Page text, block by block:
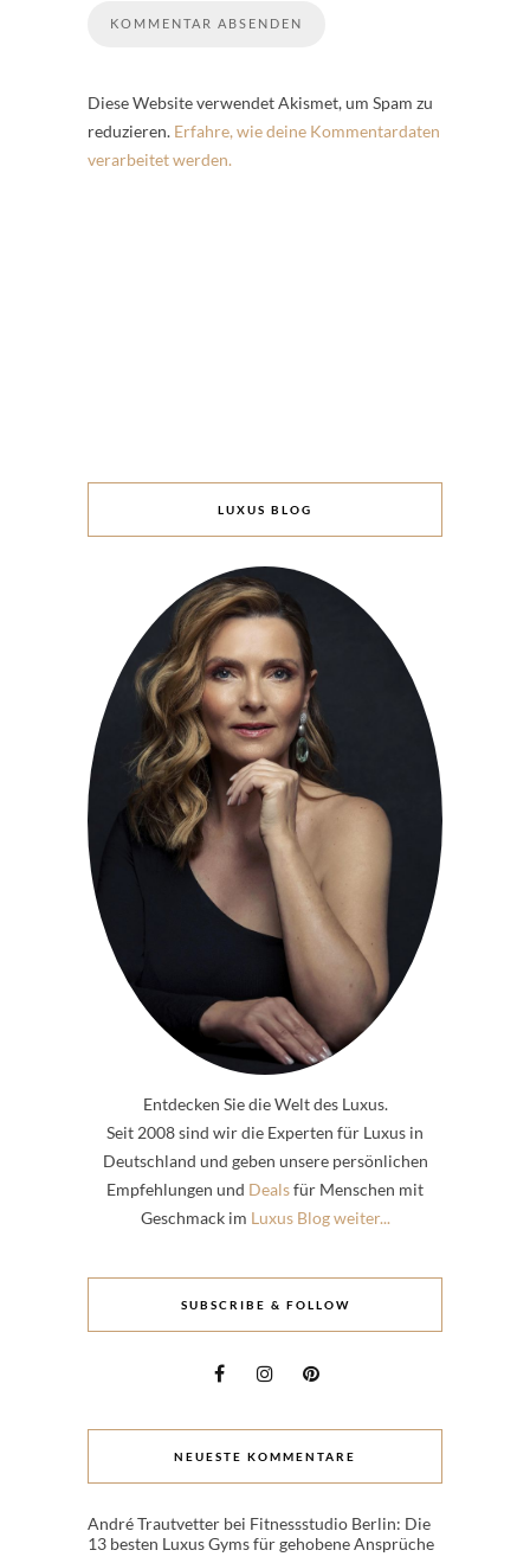
Diese Website verwendet Akismet, um Spam zu
reduzieren. Erfahre, wie deine Kommentardaten
verarbeitet werden.
LUXUS BLOG
Entdecken Sie die Welt des Luxus.
Seit 2008 sind wir die Experten für Luxus in
Deutschland und geben unsere persönlichen
Empfehlungen und Dealsfür Menschen mit
Geschmack im Luxus Blog weiter...
SUBSCRIBE & FOLLOW
NEUESTE KOMMENTARE
André Trautvetter bei Fitnessstudio Berlin: Die
13 besten Luxus Gyms für gehobene Ansprüche